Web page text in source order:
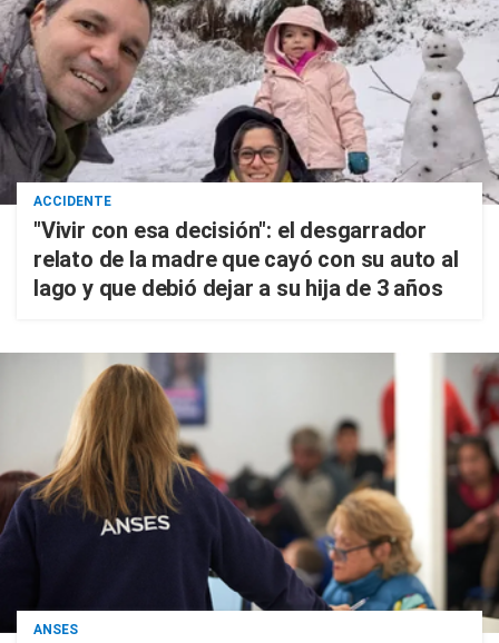
ACCIDENTE
"Vivir con esa decisión": el desgarrador
relato de la madre que cayó con su auto al
lago y que debió dejar a su hija de 3 años
ANSES